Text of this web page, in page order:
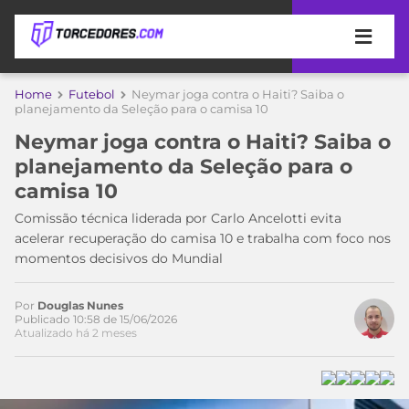
APOSTAS
DE
APOSTA
MELHORES
SITES
DE
APOSTAS
2026
COPA
DO
MUNDO
TIMES
MEU
TIME
CAMPEONATOS
Home Futebol
Neymar joga contra o Haiti? Saiba o
planejamento da Seleção para o camisa 10
Neymar joga contra o Haiti? Saiba o
planejamento da Seleção para o
camisa 10
Comissão técnica liderada por Carlo Ancelotti evita
acelerar recuperação do camisa 10 e trabalha com foco nos
momentos decisivos do Mundial
Por Douglas Nunes
Publicado 10:58 de 15/06/2026
Atualizado há 2 meses